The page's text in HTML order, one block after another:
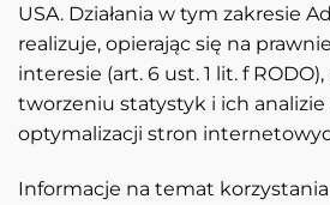
USA. Działania w tym zakresie
realizuje, opierając się na
interesie (art. 6 ust. 1 lit. f
tworzeniu statystyk i ich analizie
optymalizacji stron
Informacje na temat